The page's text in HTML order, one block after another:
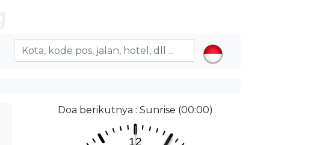
Doa berikutnya : Sunrise (00:00)